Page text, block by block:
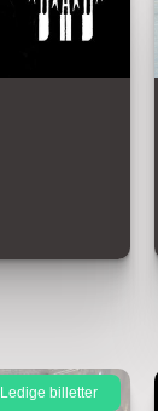
Ledige billetter